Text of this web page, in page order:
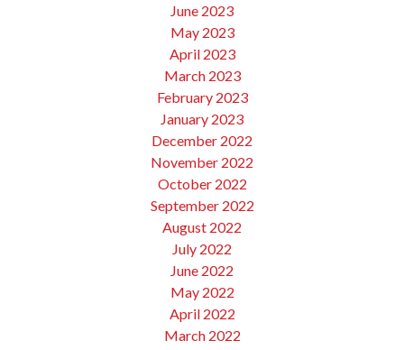
June 2023
May 2023
April 2023
March 2023
February 2023
January 2023
December 2022
November 2022
October 2022
September 2022
August 2022
July 2022
June 2022
May 2022
April 2022
March 2022